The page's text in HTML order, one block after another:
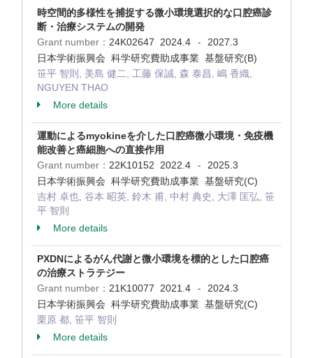
時空間的多様性を捕捉する微小環境選択的な口腔癌診
断・治療システムの開発
Grant number： 24K02647 2024.4 -
2027.3
日本学術振興会 科学研究費助成事業 基盤研究(B)
笹平 智則, 美島 健二, 工藤 保誠, 森 泰昌, 嶋 香織,
NGUYEN THAO
More details
運動によるmyokineを介した口腔癌微小環境・免疫機
能改善と癌細胞への直接作用
Grant number： 22K10152 2022.4 -
2025.3
日本学術振興会 科学研究費助成事業 基盤研究(C)
吉村 卓也, 谷本 昭英, 鈴木 甫, 中村 典史, 大澤 匡弘, 笹
平 智則
More details
PXDNによるがん代謝と微小環境を標的とした口腔癌
の治療ストラテジー
Grant number： 21K10077 2021.4 -
2024.3
日本学術振興会 科学研究費助成事業 基盤研究(C)
栗原 都, 笹平 智則
More details